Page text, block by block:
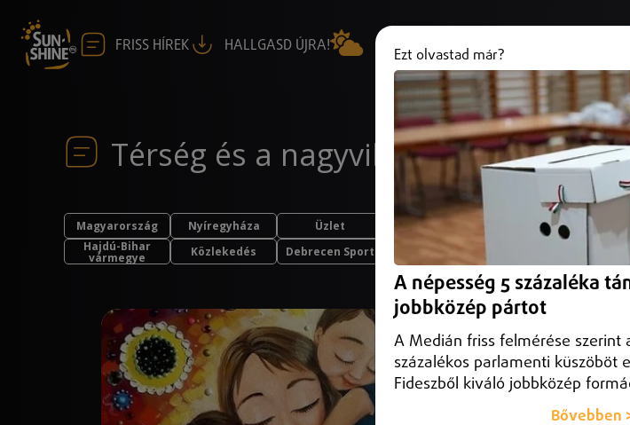
FRISS HÍREK HALLGASD ÚJRA! +36 (20) 316 3000
Térség és a nagyviláglegfrissebb
Magyarország Nyíregyháza Üzlet Sport Belföld
Hajdú-Bihar
vármegye Közlekedés Debrecen Sport Helyi
Ezt olvastad már?
A népesség 5 százaléka
jobbközép pártot
A Medián friss felmérése szerint
százalékos parlamenti küszöböt
Fideszből kiváló jobbközép
Bővebben